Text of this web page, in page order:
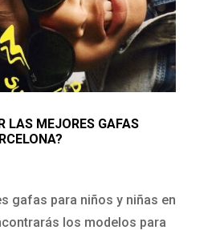
LAS MEJORES GAFAS
gafas para niños y niñas en
los modelos para